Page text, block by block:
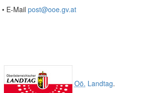
• E-Mail post@ooe.gv.at
Oö. Landtag.